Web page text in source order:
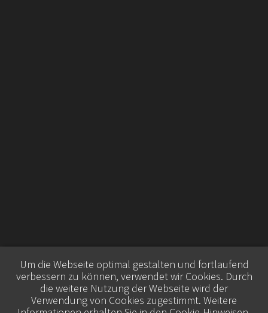
Um die Webseite optimal gestalten und fortlaufend
verbessern zu können, verwendet wir Cookies. Durch
die weitere Nutzung der Webseite wird der
Verwendung von Cookies zugestimmt. Weitere